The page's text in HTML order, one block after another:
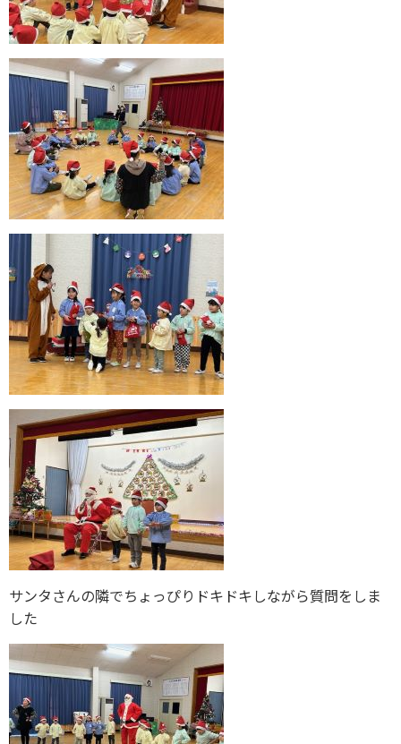
サンタさんの隣でちょっぴりドキドキしながら質問をしま
した